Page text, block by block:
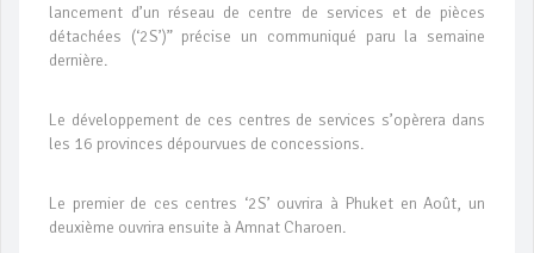
lancement d’un réseau de centre de services et de pièces
détachées (‘2S’)” précise un communiqué paru la semaine
dernière.
Le développement de ces centres de services s’opèrera dans
les 16 provinces dépourvues de concessions.
Le premier de ces centres ‘2S’ ouvrira à Phuket en Août, un
deuxième ouvrira ensuite à Amnat Charoen.